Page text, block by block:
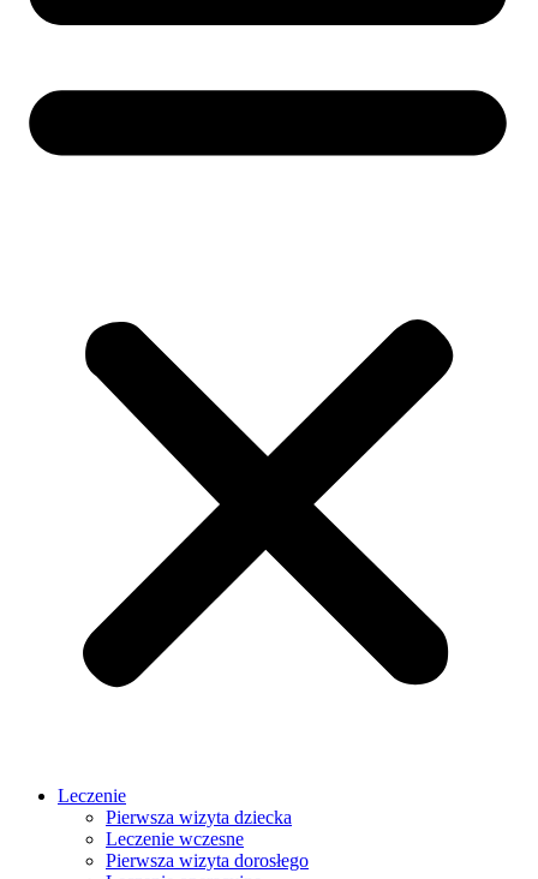
Leczenie
Pierwsza wizyta dziecka
Leczenie wczesne
Pierwsza wizyta dorosłego